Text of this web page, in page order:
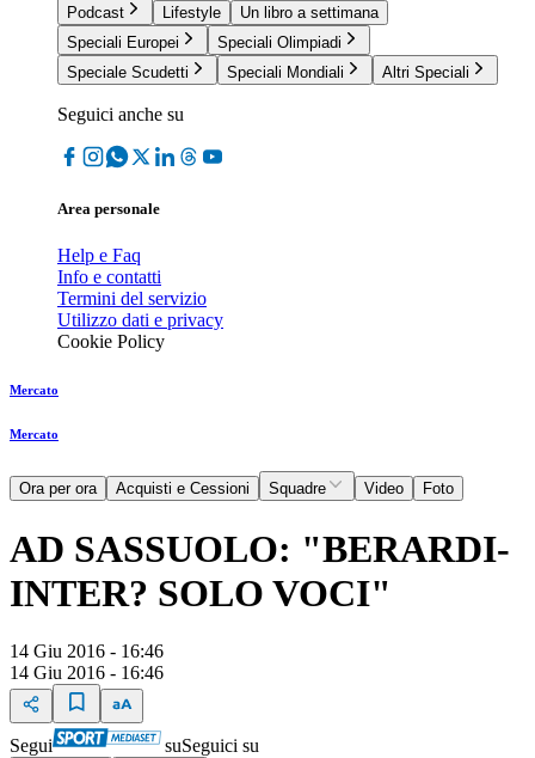
Podcast
Lifestyle
Un libro a settimana
Speciali Europei
Speciali Olimpiadi
Speciale Scudetti
Speciali Mondiali Altri Speciali
Seguici anche su
Area personale
Help e Faq
Info e contatti
Termini del servizio
Utilizzo dati e privacy
Cookie Policy
Mercato
Mercato
Ora per ora Acquisti e Cessioni Squadre Video Foto
AD SASSUOLO: "BERARDI-
INTER? SOLO VOCI"
14 Giu 2016 - 16:46
14 Giu 2016 - 16:46
Segui suSeguici su